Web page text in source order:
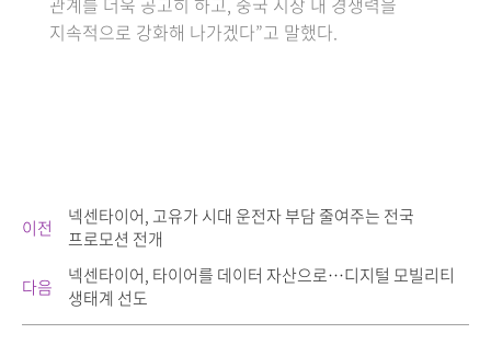
지속적으로 강화해 나가겠다”고 말했다.
이전
넥센타이어, 고유가 시대 운전자 부담 줄여주는 전국
프로모션 전개
다음
넥센타이어, 타이어를 데이터 자산으로…디지털 모빌리티
생태계 선도